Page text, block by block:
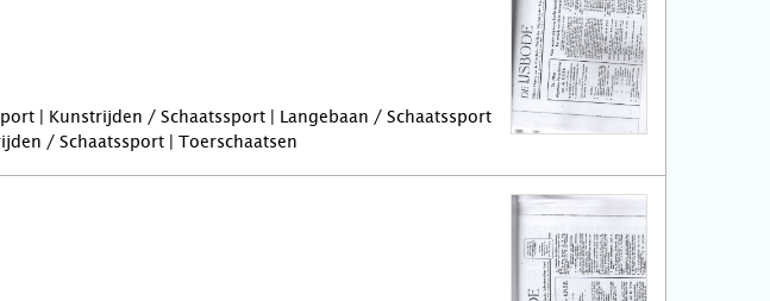
| Kunstrijden / Schaatssport | Langebaan / Schaatssport
/ Schaatssport | Toerschaatsen